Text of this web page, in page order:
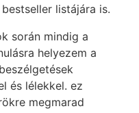
listájára is.
során mindig a
helyezem a
és lélekkel. ez
megmarad